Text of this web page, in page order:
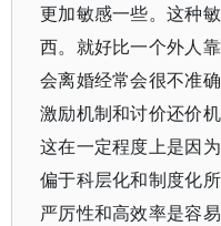
更加敏感一些。这种
西。就好比一个外人
会离婚经常会很不准
激励机制和讨价还价
这在一定程度上是因
偏于科层化和制度化
严厉性和高效率是容